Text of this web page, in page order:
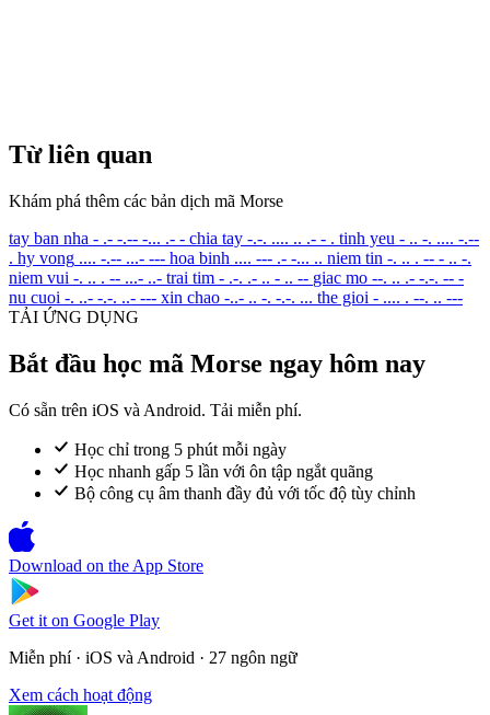
Từ liên quan
Khám phá thêm các bản dịch mã Morse
tay ban nha - .- -.-- -... .- - chia tay -.-. .... .. .- - . tinh yeu - .. -. .... -.--
. hy vong .... -.-- ...- --- hoa binh .... --- .- -... .. niem tin -. .. . -- - .. -.
niem vui -. .. . -- ...- ..- trai tim - .-. .- .. - .. -- giac mo --. .. .- -.-. -- -
nu cuoi -. ..- -.-. ..- --- xin chao -..- .. -. -.-. ... the gioi - .... . --. .. ---
TẢI ỨNG DỤNG
Bắt đầu học mã Morse ngay hôm nay
Có sẵn trên iOS và Android. Tải miễn phí.
Học chỉ trong 5 phút mỗi ngày
Học nhanh gấp 5 lần với ôn tập ngắt quãng
Bộ công cụ âm thanh đầy đủ với tốc độ tùy chỉnh
Download on the App Store
Get it on Google Play
Miễn phí · iOS và Android · 27 ngôn ngữ
Xem cách hoạt động